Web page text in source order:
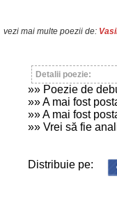
vezi mai multe poezii de:
Detalii poezie:
»» Poezie de
»» A mai fost
»» A mai fost
»» Vrei să fie
Distribuie pe: